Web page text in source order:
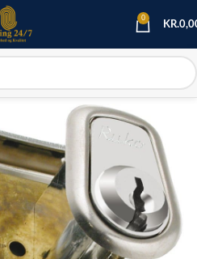
0
KR.